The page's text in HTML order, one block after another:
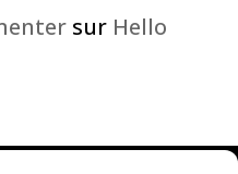
sur Hello